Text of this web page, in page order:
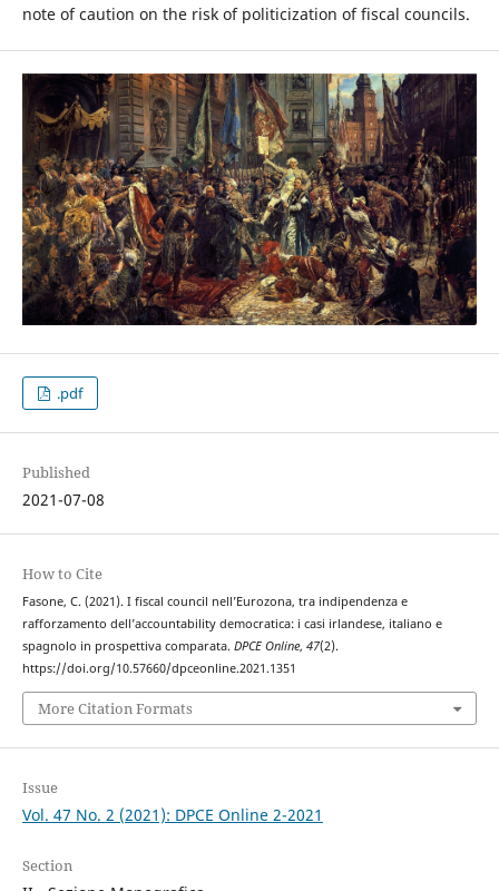
note of caution on the risk of politicization of fiscal councils.
.pdf
Published
2021-07-08
How to Cite
Fasone, C. (2021). I fiscal council nell’Eurozona, tra indipendenza e
rafforzamento dell’accountability democratica: i casi irlandese, italiano e
spagnolo in prospettiva comparata. DPCE Online, 47(2).
https://doi.org/10.57660/dpceonline.2021.1351
More Citation Formats
Issue
Vol. 47 No. 2 (2021): DPCE Online 2-2021
Section